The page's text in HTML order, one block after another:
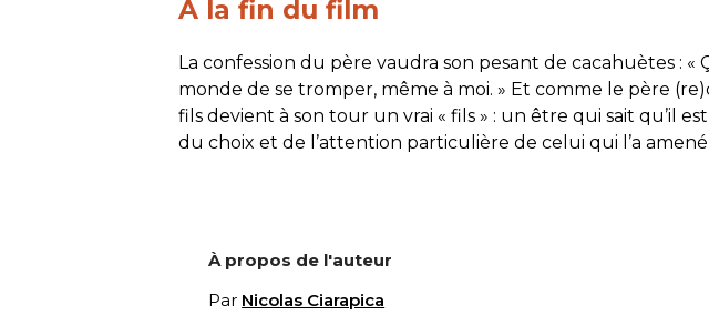
À la fin du film
La confession du père vaudra son pesant de cacahuètes : «
monde de se tromper, même à moi. » Et comme le père
fils devient à son tour un vrai « fils » : un être qui sait qu’il
du choix et de l’attention particulière de celui qui l’a
À propos de l'auteur
Par Nicolas Ciarapica